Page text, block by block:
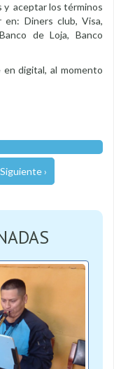
y aceptar los términos
Diners club, Visa,
de Loja, Banco
digital, al momento
›